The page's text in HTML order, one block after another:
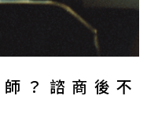
？諮商後不